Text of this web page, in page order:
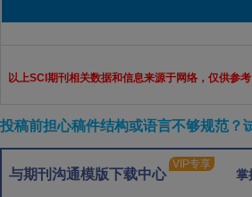
以上SCI期刊相关数据和信息来源于网络，仅供参考
投稿前担心稿件结构或语言不够规范？
与期刊沟通模版下载中心
VIP专享
掌